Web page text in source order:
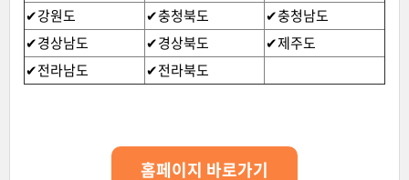
✔강원도
✔충청북도
✔충청남도
✔경상남도
✔경상북도
✔제주도
✔전라남도
✔전라북도
홈페이지 바로가기